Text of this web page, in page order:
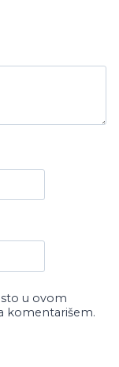
u ovom
komentarišem.